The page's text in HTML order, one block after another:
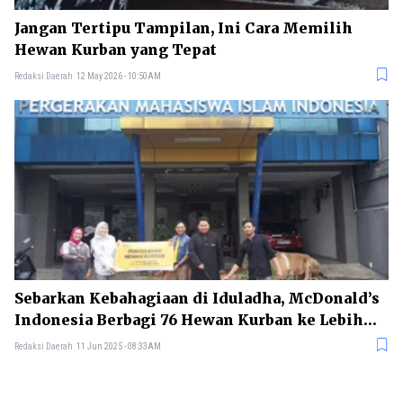
Jangan Tertipu Tampilan, Ini Cara Memilih
Hewan Kurban yang Tepat
Redaksi Daerah 12 May 2026 - 10:50AM
Sebarkan Kebahagiaan di Iduladha, McDonald’s
Indonesia Berbagi 76 Hewan Kurban ke Lebih
dari 40 Wilayah
Redaksi Daerah 11 Jun 2025 - 08:33AM